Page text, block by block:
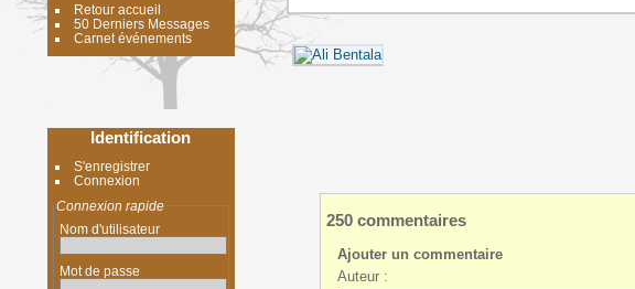
Retour accueil
50 Derniers Messages
Carnet événements
Identification
S'enregistrer
Connexion
Connexion rapide
Nom d'utilisateur
Mot de passe
250 commentaires
Ajouter un commentaire
Auteur :